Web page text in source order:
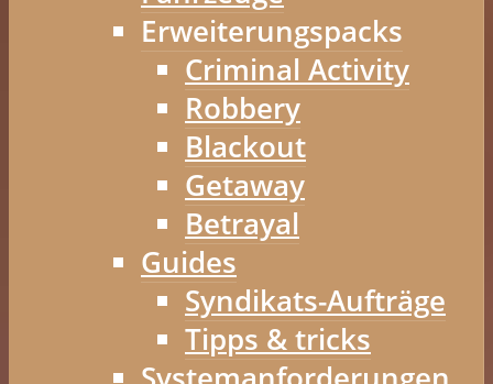
Erweiterungspacks
Criminal Activity
Robbery
Blackout
Getaway
Betrayal
Guides
Syndikats-Aufträge
Tipps & tricks